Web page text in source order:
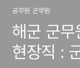
공무원 군무원
해군 군
현장직 :